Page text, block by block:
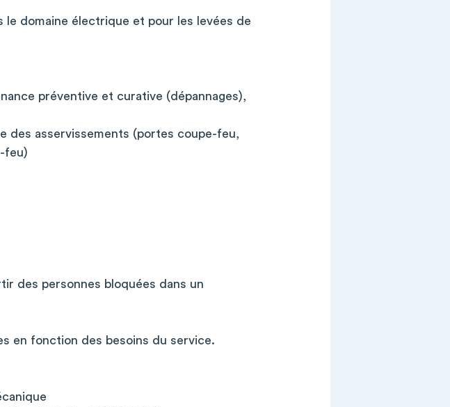
le domaine électrique et pour les levées de
préventive et curative (dépannages),
des asservissements (portes coupe-feu,
feu)
des personnes bloquées dans un
en fonction des besoins du service.